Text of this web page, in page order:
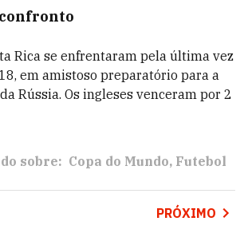
Rica se enfrentaram pela última vez
em amistoso preparatório para a
Rússia. Os ingleses venceram por 2
sobre: Copa do Mundo Futebol
PRÓXIMO